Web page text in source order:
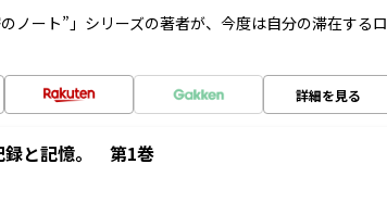
ノート”」シリーズの著者が、今度は自分の滞在するロ
詳細を見る
録と記憶。 第1巻